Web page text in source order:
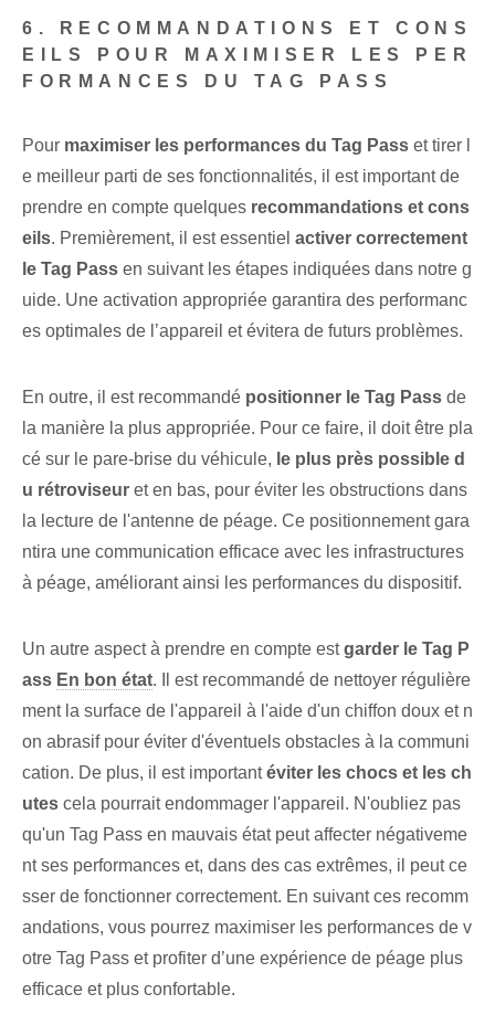
6. RECOMMANDATIONS ET CONS
EILS POUR MAXIMISER LES PER
FORMANCES DU TAG PASS
Pour maximiser les performances du Tag ⁢Pass et tirer l
e meilleur parti de ses fonctionnalités, il est important de
prendre en compte quelques recommandations et cons
eils. Premièrement, il est essentiel activer correctement
le Tag Pass en suivant les étapes indiquées dans notre g
uide. Une activation appropriée garantira des performanc
es optimales de l’appareil et évitera de futurs problèmes.
En outre, il est recommandé positionner le ‌Tag Pass de
la manière la plus appropriée. Pour ce faire, il doit être pla
cé sur le pare-brise du véhicule, le plus près possible d
u rétroviseur et en bas, pour éviter les obstructions dans
la lecture de l'antenne de péage. Ce positionnement gara
ntira une communication efficace avec les infrastructures
à péage⁢, améliorant ainsi les performances du dispositif.
Un autre aspect à prendre en compte estgarder le Tag P
ass En bon état. Il est recommandé de nettoyer régulière
ment la surface de l'appareil à l'aide d'un chiffon doux et n
on abrasif pour éviter d'éventuels obstacles à la communi
cation. De plus, il est importantéviter les chocs et les ch
utes cela pourrait endommager l'appareil. N'oubliez pas
qu'un Tag Pass en mauvais état peut affecter négativeme
nt ses performances et, dans des cas extrêmes, il peut ce
sser de fonctionner correctement. En suivant ces recomm
andations, vous pourrez maximiser les performances de v
otre Tag Pass et profiter d’une expérience de péage plus
efficace et plus confortable.